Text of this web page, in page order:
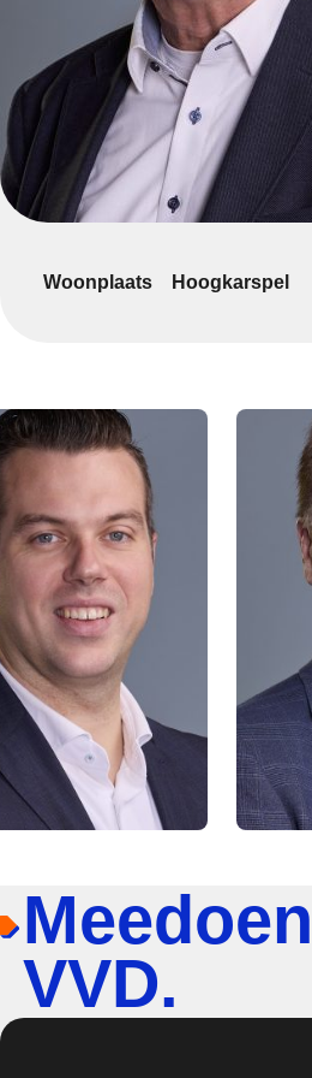
Woonplaats Hoogkarspel
VVD.